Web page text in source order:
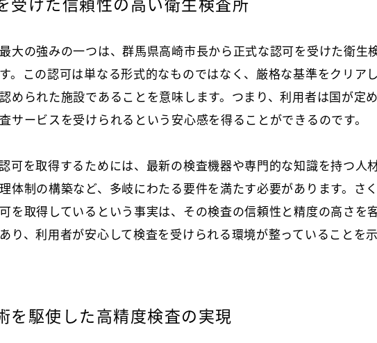
受けた信頼性の高い衛生検査所
大の強みの一つは、群馬県高崎市長から正式な認可を受けた衛生
。この認可は単なる形式的なものではなく、厳格な基準をクリアし
められた施設であることを意味します。つまり、利用者は国が定
サービスを受けられるという安心感を得ることができるのです。
可を取得するためには、最新の検査機器や専門的な知識を持つ人
体制の構築など、多岐にわたる要件を満たす必要があります。さ
を取得しているという事実は、その検査の信頼性と精度の高さを
り、利用者が安心して検査を受けられる環境が整っていることを
を駆使した高精度検査の実現